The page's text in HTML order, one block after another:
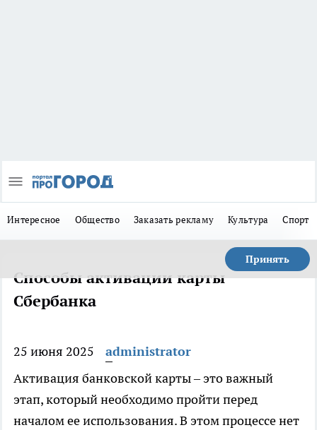
Интересное Общество Заказать рекламу Культура Спорт
Принять
Способы активации карты
Сбербанка
25 июня 2025
administrator
Активация банковской карты – это важный
этап, который необходимо пройти перед
началом ее использования. В этом процессе нет